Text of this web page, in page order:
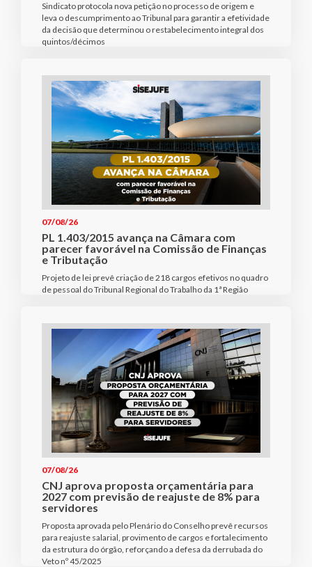
Sindicato protocola nova petição no processo de origem e
leva o descumprimento ao Tribunal para garantir a efetividade
da decisão que determinou o restabelecimento integral dos
quintos/décimos
07/08/26
PL 1.403/2015 avança na Câmara com
parecer favorável na Comissão de Finanças
e Tributação
Projeto de lei prevê criação de 218 cargos efetivos no quadro
de pessoal do Tribunal Regional do Trabalho da 1ª Região
07/08/26
CNJ aprova proposta orçamentária para
2027 com previsão de reajuste de 8% para
servidores
Proposta aprovada pelo Plenário do Conselho prevê recursos
para reajuste salarial, provimento de cargos e fortalecimento
da estrutura do órgão, reforçando a defesa da derrubada do
Veto nº 45/2025